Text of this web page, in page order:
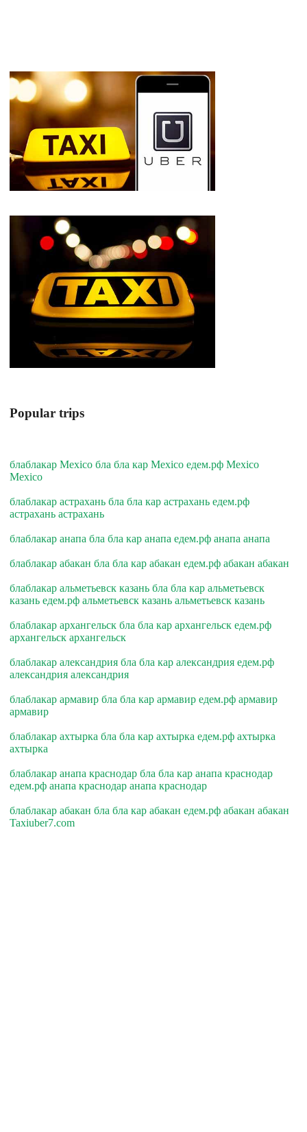
Popular trips
блаблакар Mexico бла бла кар Mexico едем.рф Mexico
Mexico
блаблакар астрахань бла бла кар астрахань едем.рф
астрахань астрахань
блаблакар анапа бла бла кар анапа едем.рф анапа анапа
блаблакар абакан бла бла кар абакан едем.рф абакан абакан
блаблакар альметьевск казань бла бла кар альметьевск
казань едем.рф альметьевск казань альметьевск казань
блаблакар архангельск бла бла кар архангельск едем.рф
архангельск архангельск
блаблакар александрия бла бла кар александрия едем.рф
александрия александрия
блаблакар армавир бла бла кар армавир едем.рф армавир
армавир
блаблакар ахтырка бла бла кар ахтырка едем.рф ахтырка
ахтырка
блаблакар анапа краснодар бла бла кар анапа краснодар
едем.рф анапа краснодар анапа краснодар
блаблакар абакан бла бла кар абакан едем.рф абакан абакан
Taxiuber7.com